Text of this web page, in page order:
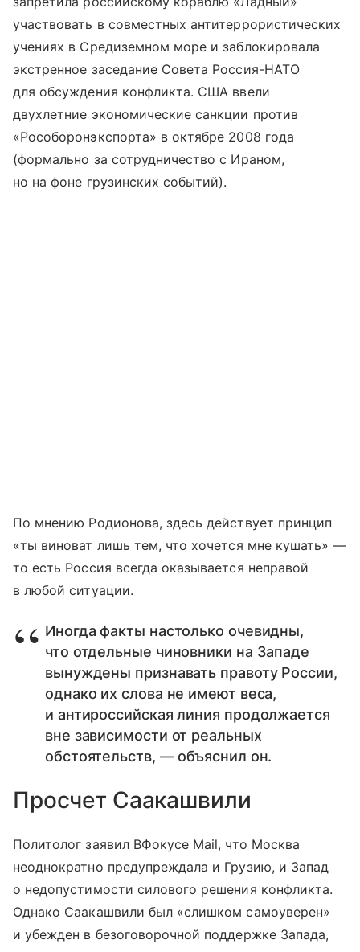
участвовать в совместных антитеррористических
учениях в Средиземном море и заблокировала
экстренное заседание Совета Россия-НАТО
для обсуждения конфликта. США ввели
двухлетние экономические санкции против
«Рособоронэкспорта» в октябре 2008 года
(формально за сотрудничество с Ираном,
но на фоне грузинских событий).
По мнению Родионова, здесь действует принцип
«ты виноват лишь тем, что хочется мне кушать» —
то есть Россия всегда оказывается неправой
в любой ситуации.
Иногда факты настолько очевидны,
что отдельные чиновники на Западе
вынуждены признавать правоту России,
однако их слова не имеют веса,
и антироссийская линия продолжается
вне зависимости от реальных
обстоятельств, — объяснил он.
Просчет Саакашвили
Политолог заявил ВФокусе Mail, что Москва
неоднократно предупреждала и Грузию, и Запад
о недопустимости силового решения конфликта.
Однако Саакашвили был «слишком самоуверен»
и убежден в безоговорочной поддержке Запада,